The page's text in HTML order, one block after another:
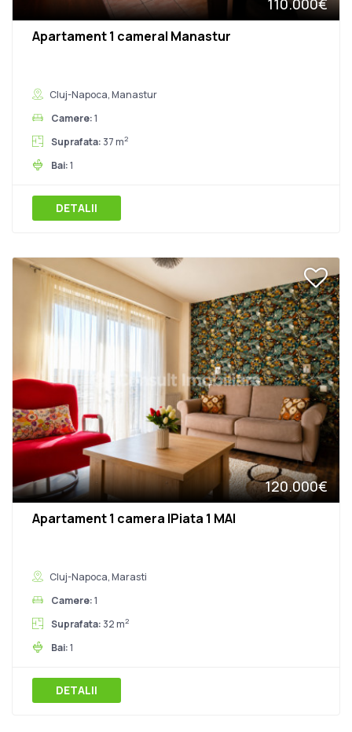
Apartament 1 camera| Manastur
Cluj-Napoca, Manastur
Camere:1
Suprafata: 37 m2
Bai:1
DETALII
120.000€
Apartament 1 camera |Piata 1 MAI
Cluj-Napoca, Marasti
Camere:1
Suprafata: 32 m2
Bai:1
DETALII